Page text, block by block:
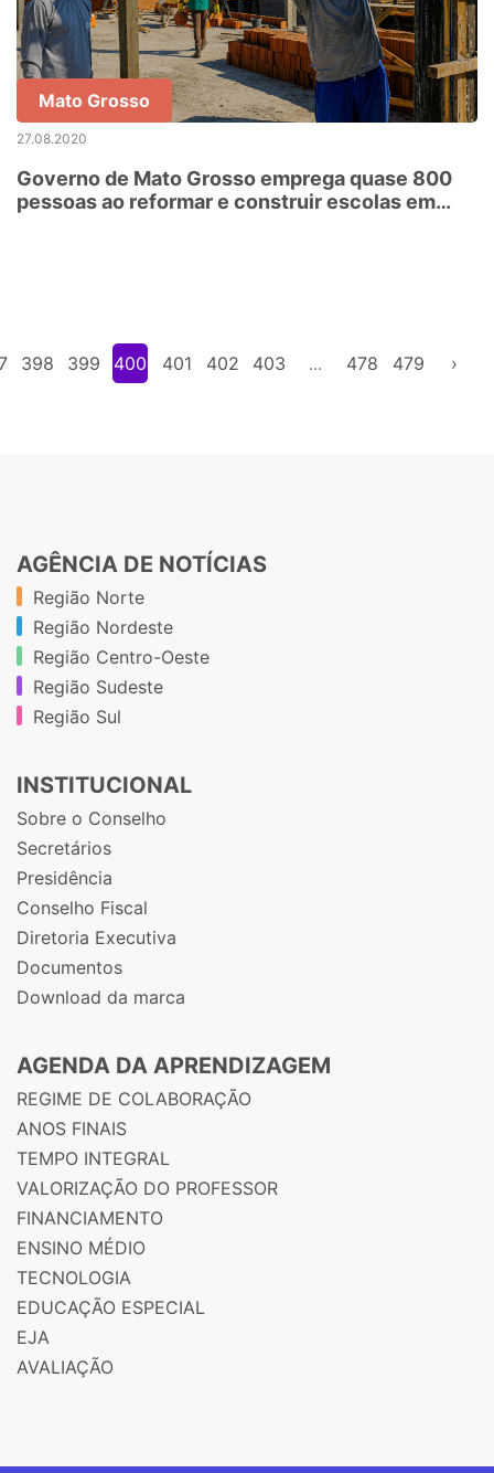
Mato Grosso
27.08.2020
Governo de Mato Grosso emprega quase 800
pessoas ao reformar e construir escolas em
398 399 400 401 402 403 ... 478 479 ›
AGÊNCIA DE NOTÍCIAS
Região Norte
Região Nordeste
Região Centro-Oeste
Região Sudeste
Região Sul
INSTITUCIONAL
Sobre o Conselho
Secretários
Presidência
Conselho Fiscal
Diretoria Executiva
Documentos
Download da marca
AGENDA DA APRENDIZAGEM
REGIME DE COLABORAÇÃO
ANOS FINAIS
TEMPO INTEGRAL
VALORIZAÇÃO DO PROFESSOR
FINANCIAMENTO
ENSINO MÉDIO
TECNOLOGIA
EDUCAÇÃO ESPECIAL
EJA
AVALIAÇÃO